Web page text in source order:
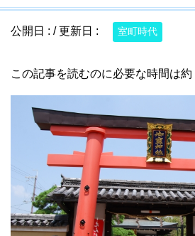
公開日 : / 更新日 : 室町時代
この記事を読むのに必要な時間は約